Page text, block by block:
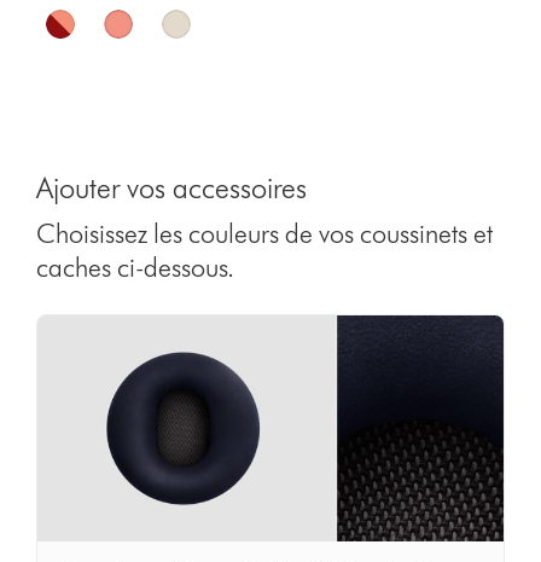
Ajouter vos accessoires
Choisissez les couleurs de vos coussinets et
caches ci-dessous.